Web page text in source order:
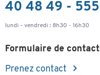
40 48 49 - 555
lundi - vendredi : 8h30 - 16h30
Formulaire de contact
Prenez contact